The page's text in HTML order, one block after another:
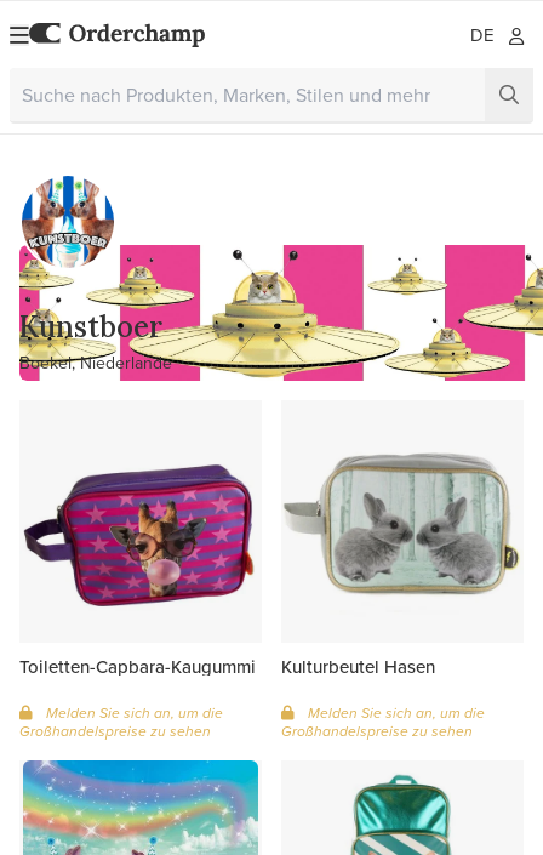
DE
Kunstboer
Boekel, Niederlande
Toiletten-Capbara-Kaugummi
Melden Sie sich an, um die
Großhandelspreise zu sehen
Kulturbeutel Hasen
Melden Sie sich an, um die
Großhandelspreise zu sehen